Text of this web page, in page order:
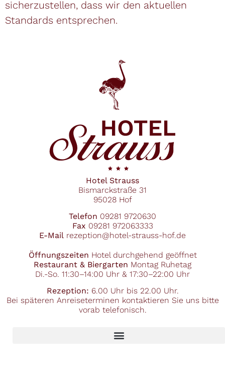
sicherzustellen, dass wir den aktuellen
Standards entsprechen.
Hotel Strauss
Bismarckstraße 31
95028 Hof
Telefon 09281 9720630
Fax 09281 972063333
E-Mail rezeption@hotel-strauss-hof.de
Öffnungszeiten Hotel durchgehend geöffnet
Restaurant & Biergarten Montag Ruhetag
Di.-So. 11:30–14:00 Uhr & 17:30–22:00 Uhr
Rezeption: 6.00 Uhr bis 22.00 Uhr.
Bei späteren Anreiseterminen kontaktieren Sie uns bitte
vorab telefonisch.